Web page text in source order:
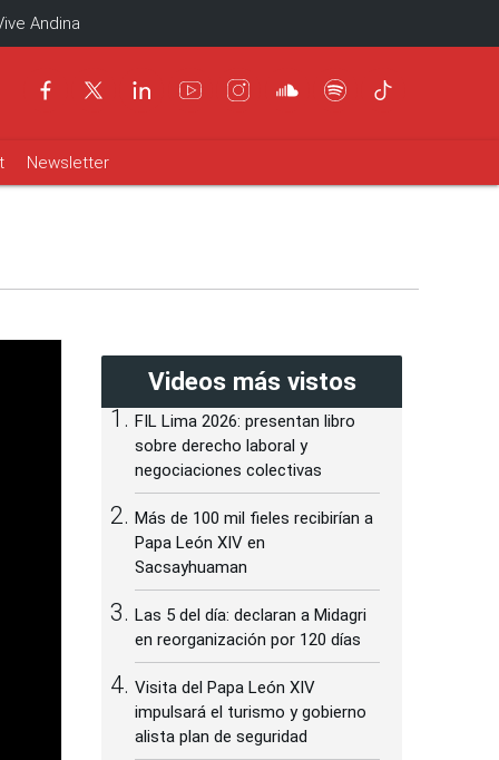
Andina
Newsletter
Videos más vistos
FIL Lima 2026: presentan libro
sobre derecho laboral y
negociaciones colectivas
Más de 100 mil fieles recibirían a
Papa León XIV en
Sacsayhuaman
Las 5 del día: declaran a Midagri
en reorganización por 120 días
Visita del Papa León XIV
impulsará el turismo y gobierno
alista plan de seguridad